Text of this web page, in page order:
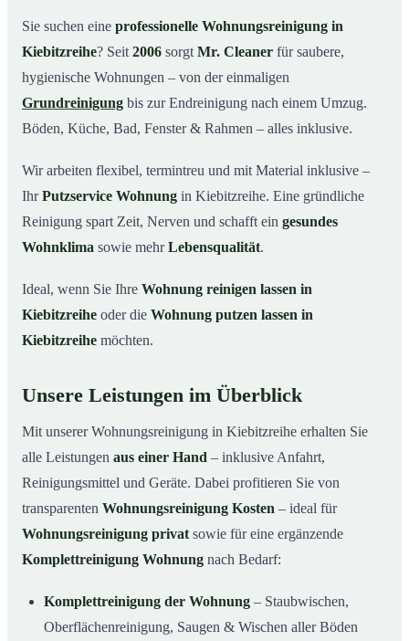
03Warum Mr. Cleaner in Kiebitzreihe?
04So funktioniert’s
05Typische Anlässe für eine Wohnungsreinigung
08So reinigen unsere Profis Ihre Wohnung in
Kiebitzreihe
Sie suchen eine professionelle Wohnungsreinigung in
Kiebitzreihe? Seit 2006 sorgt Mr. Cleaner für saubere,
hygienische Wohnungen – von der einmaligen
Grundreinigung bis zur Endreinigung nach einem Umzug.
Böden, Küche, Bad, Fenster & Rahmen – alles inklusive.
Wir arbeiten flexibel, termintreu und mit Material inklusive –
IhrPutzservice Wohnung in Kiebitzreihe. Eine gründliche
Reinigung spart Zeit, Nerven und schafft ein gesundes
Wohnklima sowie mehrLebensqualität.
Ideal, wenn Sie Ihre Wohnung reinigen lassen in
Kiebitzreihe oder die Wohnung putzen lassen in
Kiebitzreihe möchten.
Unsere Leistungen im Überblick
Mit unserer Wohnungsreinigung in Kiebitzreihe erhalten Sie
alle Leistungen aus einer Hand – inklusive Anfahrt,
Reinigungsmittel und Geräte. Dabei profitieren Sie von
transparenten Wohnungsreinigung Kosten – ideal für
Wohnungsreinigung privat sowie für eine ergänzende
Komplettreinigung Wohnung nach Bedarf:
Komplettreinigung der Wohnung – Staubwischen,
Oberflächenreinigung, Saugen & Wischen aller Böden